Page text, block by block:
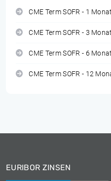
CME Term SOFR - 1 Monat
CME Term SOFR - 3
CME Term SOFR - 6
CME Term SOFR - 12
EURIBOR ZINSEN